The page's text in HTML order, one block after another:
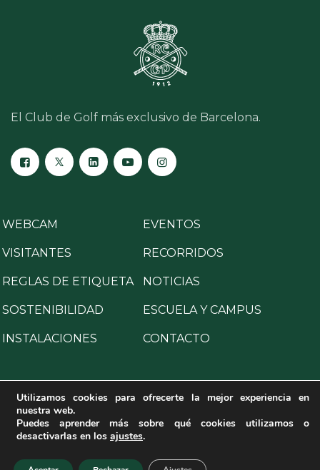
El Club de Golf más exclusivo de Barcelona.
WEBCAM EVENTOS
VISITANTES RECORRIDOS
REGLAS DE ETIQUETA NOTICIAS
SOSTENIBILIDAD ESCUELA Y CAMPUS
INSTALACIONES CONTACTO
Copyright © 2025 All Rights Reserved.
Utilizamos cookies para ofrecerte la mejor experiencia en
nuestra web.
Puedes aprender más sobre qué cookies utilizamos o
desactivarlas en los ajustes.